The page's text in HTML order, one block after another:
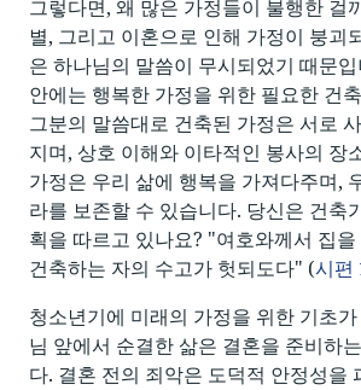
그렇다면, 왜 많은 가정들이 불행한 걸
별, 그리고 이혼으로 인해 가정이 붕괴
은 하나님의 말씀이 무시되었기 때문
안에는 행복한 가정을 위한 필요한 건
그분의 말씀대로 건축된 가정은 서로
지며, 상호 이해와 이타적인 봉사의 장
가정은 우리 삶에 행복을 가져다주며,
라를 보존할 수 있습니다. 당신은 건축
획을 따르고 있나요? "여호와께서 집
건축하는 자의 수고가 헛되도다" (시편
청소년기에 미래의 가정을 위한 기초
님 앞에서 순결한 삶은 결혼을 준비하
다. 결혼 전의 죄악은 도덕적 안정성을